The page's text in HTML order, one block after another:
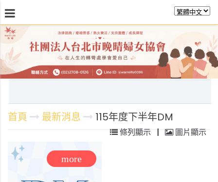
最新消息 關於晚晴 日常服務 課程活動
首頁 最新消息 115年度下半年DM
條列顯示 | 圖片顯示